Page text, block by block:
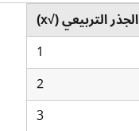
الجذر التربيعي (√x)
1
2
3